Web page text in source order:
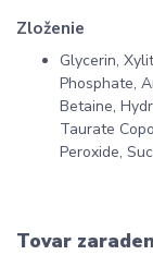
Zloženie
Glycerin,
Phosphate,
Betaine,
Taurate
Peroxide,
Tovar